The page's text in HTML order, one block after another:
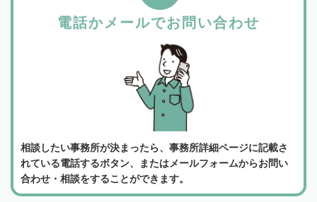
電話かメールでお問い合わせ
相談したい事務所が決まったら、事務所詳細ページに記載さ
れている電話するボタン、またはメールフォームからお問い
合わせ・相談をすることができます。